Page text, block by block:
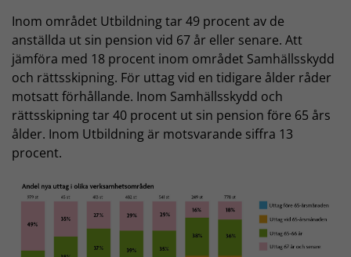
Inom området Utbildning tar 49 procent av de
anställda ut sin pension vid 67 år eller senare. Att
jämföra med 18 procent inom området Samhällsskydd
och rättsskipning. För uttag vid en tidigare ålder råder
motsatt förhållande. Inom Samhällsskydd och
rättsskipning tar 40 procent ut sin pension före 65 års
ålder. Inom Utbildning är motsvarande siffra 13
procent.